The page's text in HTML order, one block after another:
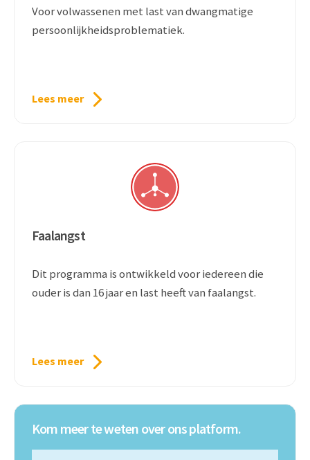
Voor volwassenen met last van dwangmatige
persoonlijkheidsproblematiek.
Lees meer
Faalangst
Dit programma is ontwikkeld voor iedereen die
ouder is dan 16 jaar en last heeft van faalangst.
Lees meer
Kom meer te weten over ons platform.